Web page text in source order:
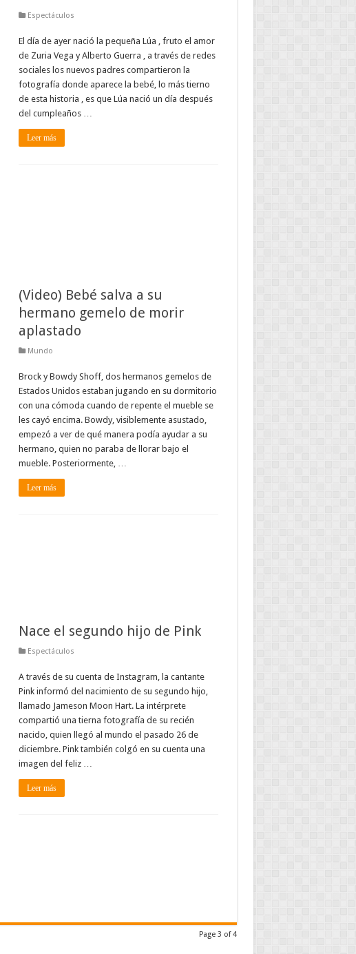
Espectáculos
El día de ayer nació la pequeña Lúa , fruto el amor
de Zuria Vega y Alberto Guerra , a través de redes
sociales los nuevos padres compartieron la
fotografía donde aparece la bebé, lo más tierno
de esta historia , es que Lúa nació un día después
del cumpleaños …
Leer más
(Video) Bebé salva a su
hermano gemelo de morir
aplastado
Mundo
Brock y Bowdy Shoff, dos hermanos gemelos de
Estados Unidos estaban jugando en su dormitorio
con una cómoda cuando de repente el mueble se
les cayó encima. Bowdy, visiblemente asustado,
empezó a ver de qué manera podía ayudar a su
hermano, quien no paraba de llorar bajo el
mueble. Posteriormente, …
Leer más
Nace el segundo hijo de Pink
Espectáculos
A través de su cuenta de Instagram, la cantante
Pink informó del nacimiento de su segundo hijo,
llamado Jameson Moon Hart. La intérprete
compartió una tierna fotografía de su recién
nacido, quien llegó al mundo el pasado 26 de
diciembre. Pink también colgó en su cuenta una
imagen del feliz …
Leer más
Page 3 of 4